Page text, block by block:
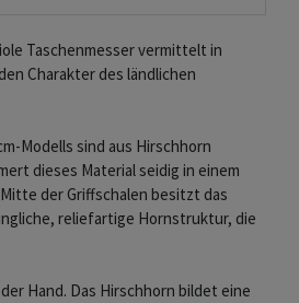
Taschenmesser vermittelt in
Charakter des ländlichen
Modells sind aus Hirschhorn
dieses Material seidig in einem
der Griffschalen besitzt das
reliefartige Hornstruktur, die
Hand. Das Hirschhorn bildet eine